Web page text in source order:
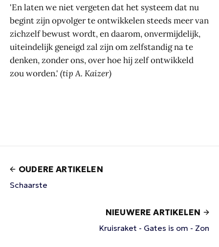
'En laten we niet vergeten dat het systeem dat nu
begint zijn opvolger te ontwikkelen steeds meer van
zichzelf bewust wordt, en daarom, onvermijdelijk,
uiteindelijk geneigd zal zijn om zelfstandig na te
denken, zonder ons, over hoe hij zelf ontwikkeld
zou worden.' (tip A. Kaizer)
OUDERE ARTIKELEN
Schaarste
NIEUWERE ARTIKELEN
Kruisraket - Gates is om - Zon